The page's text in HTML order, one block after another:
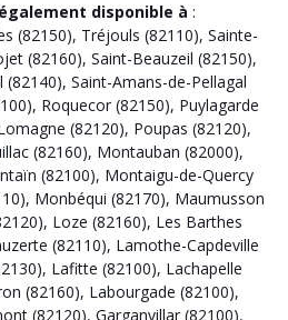
disponible à :
(82150), Tréjouls (82110), Sainte-
(82160), Saint-Beauzeil (82150),
(82140), Saint-Amans-de-Pellagal
, Roquecor (82150), Puylagarde
(82120), Poupas (82120),
(82160), Montauban (82000),
(82100), Montaigu-de-Quercy
, Monbéqui (82170), Maumusson
, Loze (82160), Les Barthes
(82110), Lamothe-Capdeville
, Lafitte (82100), Lachapelle
(82160), Labourgade (82100),
(82120), Garganvillar (82100),